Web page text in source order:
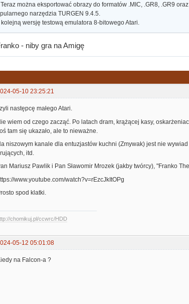
Teraz można eksportować obrazy do formatów .MIC, .GR8, .GR9
narzędzia TURGEN 9.4.5.
kolejną wersję testową emulatora 8-bitowego Atari.
- niby gra na Amigę
05-10 23:25:21
następcę małego Atari.
wiem od czego zacząć. Po latach dram, krążącej kasy,
tam się ukazało, ale to nieważne.
niszowym kanale dla entuzjastów kuchni (Zmywak) jest nie
itd.
Mariusz Pawlik i Pan Sławomir Mrozek (jakby twórcy), "Franko
www.youtube.com/watch?v=rEzcJkItOPg
spod klatki.
chomikuj.pl/ccwrc/HDD
05-12 05:01:08
na Falcon-a ?